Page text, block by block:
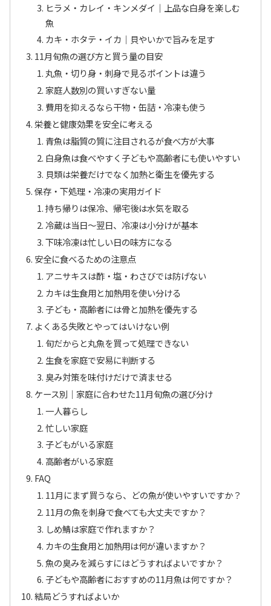
ヒラメ・カレイ・キンメダイ｜上品な白身を楽しむ
魚
カキ・ホタテ・イカ｜貝やいかで旨みを足す
11月旬魚の選び方と買う量の目安
丸魚・切り身・刺身で見るポイントは違う
家庭人数別の買いすぎない量
費用を抑えるなら干物・缶詰・冷凍も使う
栄養と健康効果を安全に考える
青魚は脂質の質に注目されるが食べ方が大事
白身魚は食べやすく子どもや高齢者にも使いやすい
貝類は栄養だけでなく加熱と衛生を優先する
保存・下処理・冷凍の実用ガイド
持ち帰りは保冷、帰宅後は水気を取る
冷蔵は当日〜翌日、冷凍は小分けが基本
下味冷凍は忙しい日の味方になる
安全に食べるための注意点
アニサキスは酢・塩・わさびでは防げない
カキは生食用と加熱用を使い分ける
子ども・高齢者には骨と加熱を優先する
よくある失敗とやってはいけない例
旬だからと丸魚を買って処理できない
生食を家庭で安易に判断する
臭み対策を味付けだけで済ませる
ケース別｜家庭に合わせた11月旬魚の選び分け
一人暮らし
忙しい家庭
子どもがいる家庭
高齢者がいる家庭
FAQ
11月にまず買うなら、どの魚が使いやすいですか？
11月の魚を刺身で食べても大丈夫ですか？
しめ鯖は家庭で作れますか？
カキの生食用と加熱用は何が違いますか？
魚の臭みを減らすにはどうすればよいですか？
子どもや高齢者におすすめの11月魚は何ですか？
結局どうすればよいか